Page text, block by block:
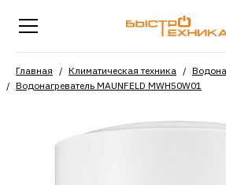
Главная Климатическая техника
Водонагреватель MAUNFELD MWH50W01